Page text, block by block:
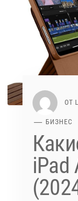
ОТ
БИЗНЕС
iPad